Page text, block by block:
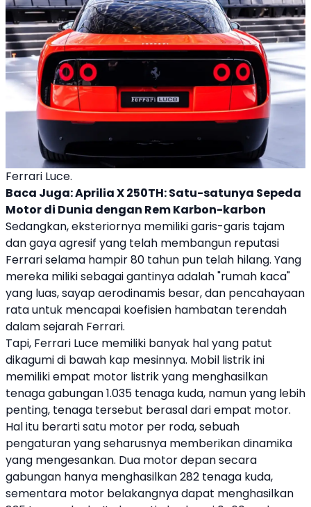
Ferrari Luce.
Baca Juga:Aprilia X 250TH: Satu-satunya Sepeda
Motor di Dunia dengan Rem Karbon-karbon
Sedangkan, eksteriornya memiliki garis-garis tajam
dan gaya agresif yang telah membangun reputasi
Ferrariselama hampir 80 tahun pun telah hilang. Yang
mereka miliki sebagai gantinya adalah "rumah kaca"
yang luas, sayap aerodinamis besar, dan pencahayaan
rata untuk mencapai koefisien hambatan terendah
dalam sejarah Ferrari.
Tapi, Ferrari Luce memiliki banyak hal yang patut
dikagumi di bawah kap mesinnya. Mobil listrik ini
memiliki empat motor listrik yang menghasilkan
tenaga gabungan 1.035 tenaga kuda, namun yang lebih
penting, tenaga tersebut berasal dari empat motor.
Hal itu berarti satu motor per roda, sebuah
pengaturan yang seharusnya memberikan dinamika
yang mengesankan. Dua motor depan secara
gabungan hanya menghasilkan 282 tenaga kuda,
sementara motor belakangnya dapat menghasilkan